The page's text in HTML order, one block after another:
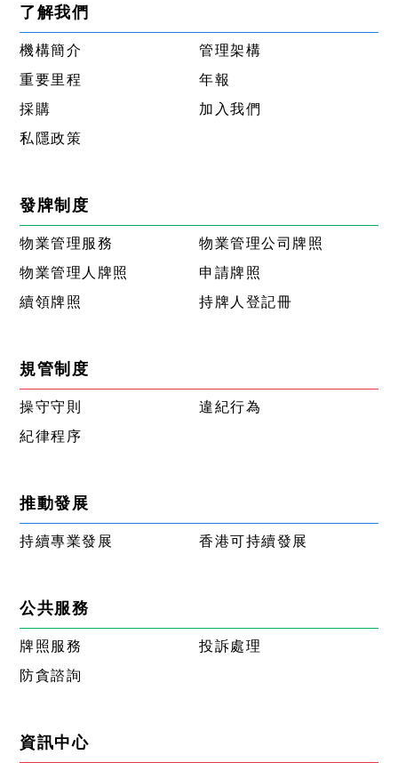
了解我們
機構簡介
管理架構
重要里程
年報
採購
加入我們
私隱政策
發牌制度
物業管理服務
物業管理公司牌照
物業管理人牌照
申請牌照
續領牌照
持牌人登記冊
規管制度
操守守則
違紀行為
紀律程序
推動發展
持續專業發展 香港可持續發展
公共服務
牌照服務
投訴處理
防貪諮詢
資訊中心